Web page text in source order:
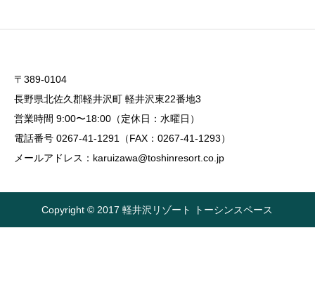
〒389-0104
長野県北佐久郡軽井沢町 軽井沢東22番地3
営業時間 9:00〜18:00（定休日：水曜日）
電話番号 0267-41-1291（FAX：0267-41-1293）
メールアドレス：karuizawa@toshinresort.co.jp
Copyright © 2017 軽井沢リゾート トーシンスペース